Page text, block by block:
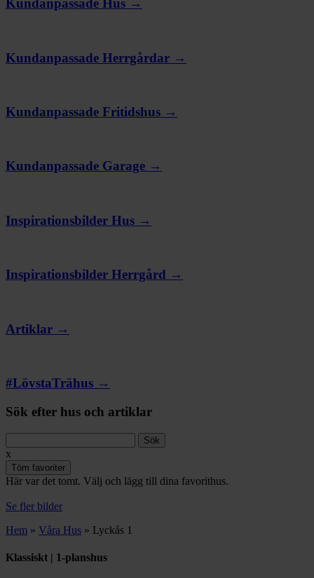
Kundanpassade Hus →
Kundanpassade Herrgårdar →
Kundanpassade Fritidshus →
Kundanpassade Garage →
Inspirationsbilder Hus →
Inspirationsbilder Herrgård →
Artiklar →
#LövstaTrähus →
Sök efter hus och artiklar
efter:
x
Töm favoriter
Här var det tomt. Välj och lägg till dina favorithus.
Se fler bilder
Hem » Våra Hus » Lyckås 1
Klassiskt | 1-planshus